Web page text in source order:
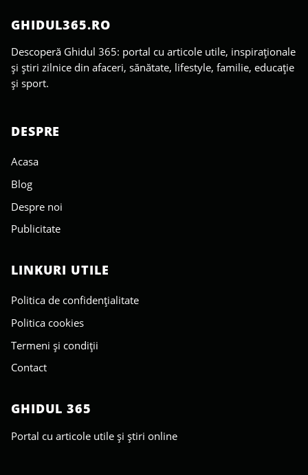
GHIDUL365.RO
Descoperă Ghidul 365: portal cu articole utile, inspiraționale
și știri zilnice din afaceri, sănătate, lifestyle, familie, educație
și sport.
DESPRE
Acasa
Blog
Despre noi
Publicitate
LINKURI UTILE
Politica de confidențialitate
Politica cookies
Termeni și condiții
Contact
GHIDUL 365
Portal cu articole utile și știri online